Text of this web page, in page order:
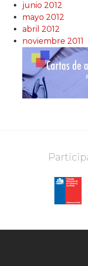
junio 2012
mayo 2012
abril 2012
noviembre 2011